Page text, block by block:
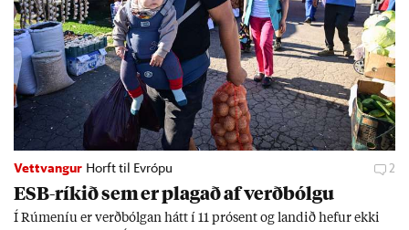
Vettvangur Horft til Evrópu 2
ESB-rík­ið sem er plag­að af verð­bólgu
Í Rúm­en­íu er verð­bólg­an hátt í 11 pró­sent og land­ið hef­ur ekki